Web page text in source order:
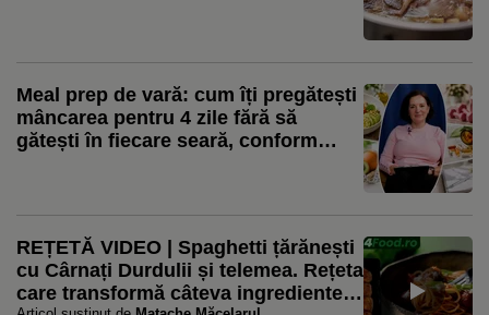
Meal prep de vară: cum îți pregătești
mâncarea pentru 4 zile fără să
gătești în fiecare seară, conform
REȚETĂ VIDEO | Spaghetti țărănești
cu Cârnați Durdulii și telemea. Rețeta
care transformă câteva ingrediente